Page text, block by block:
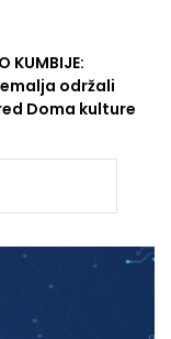
KUMBIJE:
održali
Doma kulture